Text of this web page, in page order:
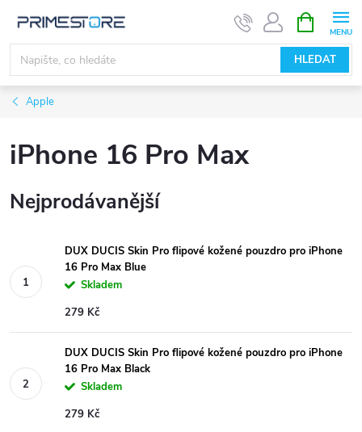
obsah
HLEDAT
NÁKUPNÍ
KOŠÍK
Apple
iPhone 16 Pro Max
Nejprodávanější
DUX DUCIS Skin Pro flipové kožené pouzdro pro iPhone
16 Pro Max Blue
Skladem
279 Kč
DUX DUCIS Skin Pro flipové kožené pouzdro pro iPhone
16 Pro Max Black
Skladem
279 Kč